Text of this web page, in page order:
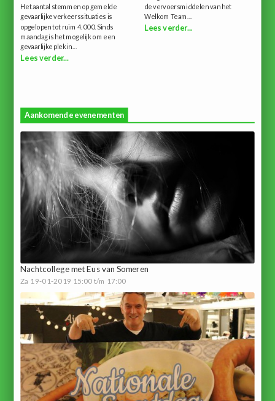
Het aantal stemmen op gemelde
gevaarlijke verkeerssituaties is
opgelopen tot ruim 4.000. Sinds
maandag is het mogelijk om een
gevaarlijke plek in...
Lees verder...
de vervoersmiddelen van het
Welkom Team...
Lees verder...
Aankomende evenementen
Nachtcollege met Eus van Someren
Za 19-01-2019 15:00 t/m 17:00